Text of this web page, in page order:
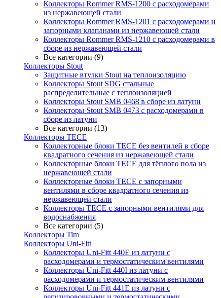
Коллекторы Rommer RMS-1200 с расходомерами
из нержавеющей стали
Коллекторы Rommer RMS-1201 с расходомерами и
запорными клапанами из нержавеющей стали
Коллекторы Rommer RMS-1210 с расходомерами в
сборе из нержавеющей стали
Все категории (9)
Коллекторы Stout
Защитные втулки Stout на теплоизоляцию
Коллекторы Stout SDG стальные
распределительные с теплоизоляцией
Коллекторы Stout SMB 0468 в сборе из латуни
Коллекторы Stout SMB 0473 с расходомерами в
сборе из латуни
Все категории (13)
Коллекторы TECE
Коллекторные блоки TECE без вентилей в сборе
квадратного сечения из нержавеющей стали
Коллекторные блоки TECE для тёплого пола из
нержавеющей стали
Коллекторные блоки TECE с запорными
вентилями в сборе квадратного сечения из
нержавеющей стали
Коллекторы TECE с запорными вентилями для
водоснабжения
Все категории (5)
Коллекторы Tim
Коллекторы Uni-Fitt
Коллекторы Uni-Fitt 440E из латуни с
расходомерами и термостатическим вентилями
Коллекторы Uni-Fitt 440I из латуни с
расходомерами и термостатическим вентилями
Коллекторы Uni-Fitt 441E из латуни с